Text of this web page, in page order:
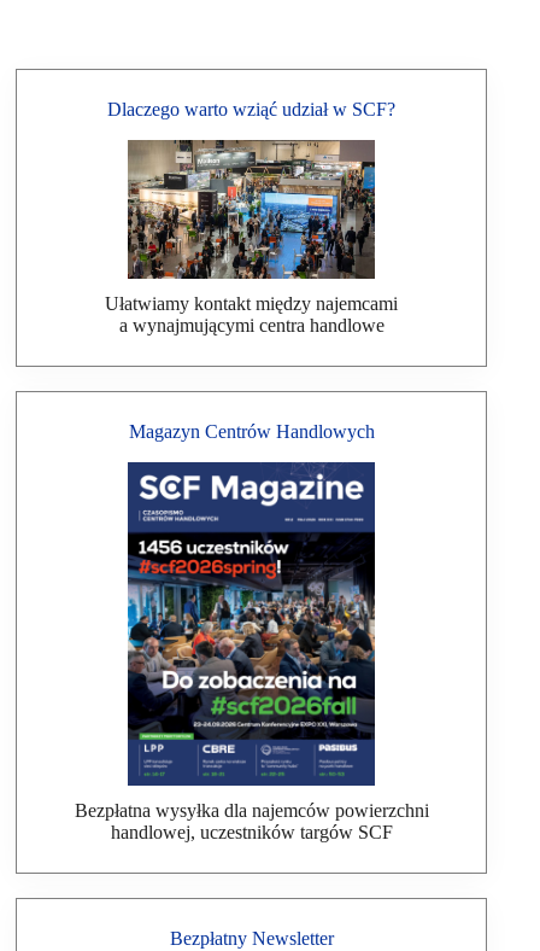
Dlaczego warto wziąć udział w SCF?
Ułatwiamy kontakt między najemcami
a wynajmującymi centra handlowe
Magazyn Centrów Handlowych
Bezpłatna wysyłka dla najemców powierzchni
handlowej, uczestników targów SCF
Bezpłatny Newsletter